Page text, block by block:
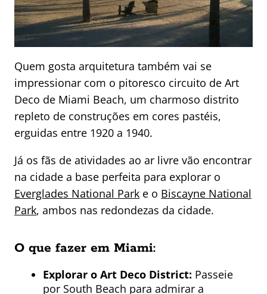
Quem gosta arquitetura também vai se
impressionar com o pitoresco circuito de Art
Deco de Miami Beach, um charmoso distrito
repleto de construções em cores pastéis,
erguidas entre 1920 a 1940.
Já os fãs de atividades ao ar livre vão encontrar
na cidade a base perfeita para explorar o
Everglades National Park e o Biscayne National
Park, ambos nas redondezas da cidade.
O que fazer em Miami:
Explorar o Art Deco District: Passeie
por South Beach para admirar a